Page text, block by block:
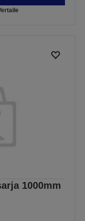
1000mm